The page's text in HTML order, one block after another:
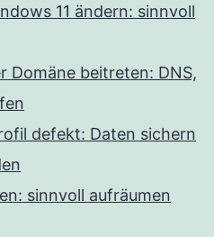
11 ändern: sinnvoll
Domäne beitreten: DNS,
defekt: Daten sichern
sinnvoll aufräumen